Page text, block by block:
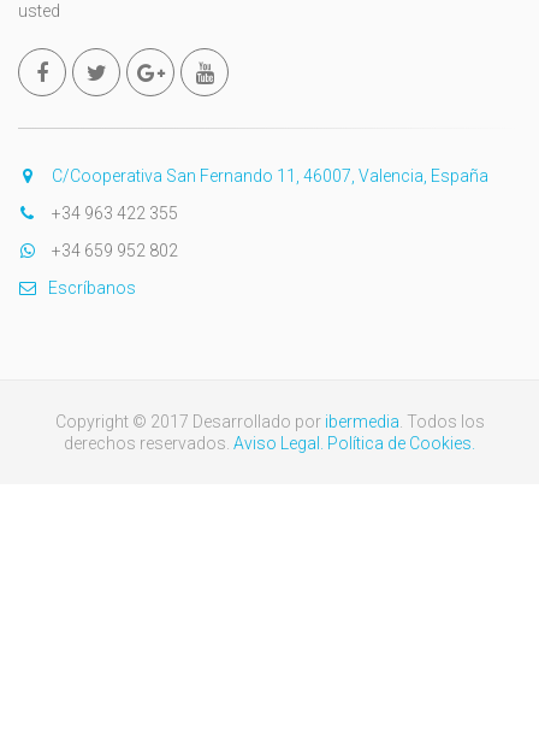
usted
C/Cooperativa San Fernando 11, 46007, Valencia, España
+34 963 422 355
+34 659 952 802
Escríbanos
Copyright © 2017 Desarrollado por ibermedia . Todos los
derechos reservados. Aviso Legal. Política de Cookies.